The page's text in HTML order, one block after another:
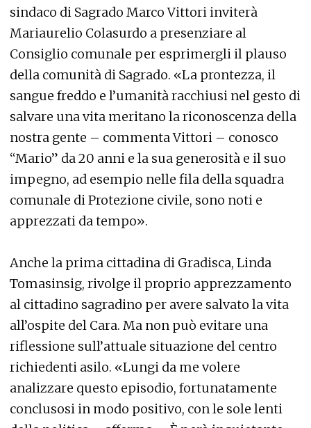
sindaco di Sagrado Marco Vittori inviterà
Mariaurelio Colasurdo a presenziare al
Consiglio comunale per esprimergli il plauso
della comunità di Sagrado. «La prontezza, il
sangue freddo e l’umanità racchiusi nel gesto di
salvare una vita meritano la riconoscenza della
nostra gente – commenta Vittori – conosco
“Mario” da 20 anni e la sua generosità e il suo
impegno, ad esempio nelle fila della squadra
comunale di Protezione civile, sono noti e
apprezzati da tempo».
Anche la prima cittadina di Gradisca, Linda
Tomasinsig, rivolge il proprio apprezzamento
al cittadino sagradino per avere salvato la vita
all’ospite del Cara. Ma non può evitare una
riflessione sull’attuale situazione del centro
richiedenti asilo. «Lungi da me volere
analizzare questo episodio, fortunatamente
conclusosi in modo positivo, con le sole lenti